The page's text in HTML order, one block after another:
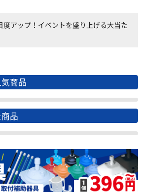
度アップ！イベントを盛り上げる大当た
商品
品